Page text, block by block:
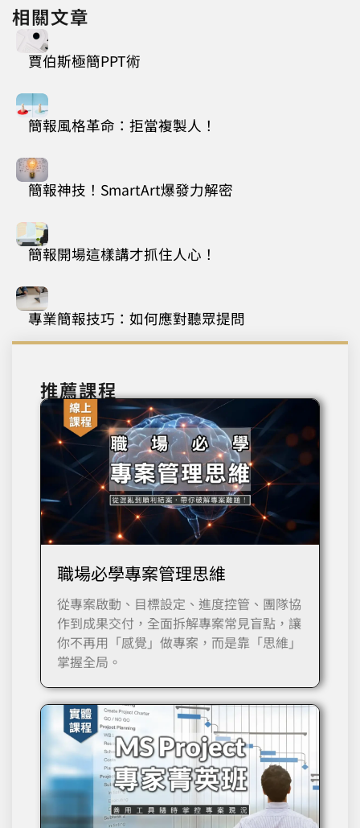
相關文章
賈伯斯極簡PPT術
簡報風格革命：拒當複製人！
簡報神技！SmartArt爆發力解密
簡報開場這樣講才抓住人心！
專業簡報技巧：如何應對聽眾提問
推薦課程
職場必學專案管理思維
從專案啟動、目標設定、進度控管、團隊協
作到成果交付，全面拆解專案常見盲點，讓
你不再用「感覺」做專案，而是靠「思維」
掌握全局。